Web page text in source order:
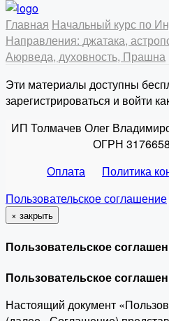
Главная Начальный курс по
Направления: джатака,
Аюрведа, духовность, Прашна
Эти материалы доступны
зарегистрироваться и войти
ИП Толмачев Олег
ОГРН
Оплата
Политика
Пользовательское соглашение
× закрыть
Пользовательское
Пользовательское
Настоящий документ